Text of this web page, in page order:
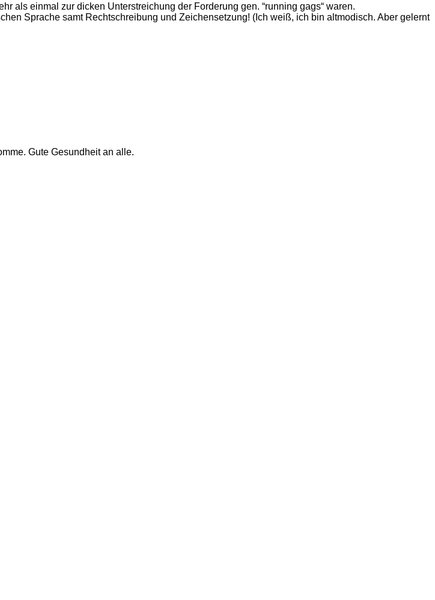
als einmal zur dicken Unterstreichung der Forderung gen. “running gags“ waren.
Sprache samt Rechtschreibung und Zeichensetzung! (Ich weiß, ich bin altmodisch. Aber gelernt
Gute Gesundheit an alle.